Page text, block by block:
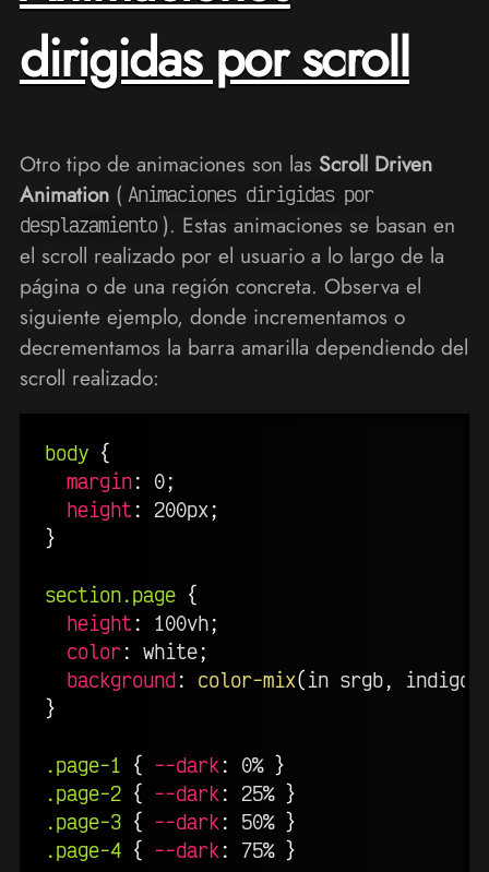
dirigidas por scroll
Otro tipo de animaciones son las Scroll Driven
Animation( Animaciones dirigidas por
desplazamiento ). Estas animaciones se basan en
el scroll realizado por el usuario a lo largo de la
página o de una región concreta. Observa el
siguiente ejemplo, donde incrementamos o
decrementamos la barra amarilla dependiendo del
scroll realizado:
body {
margin: 0;
height: 200px;
}
section.page {
height: 100vh;
color: white;
background: color-mix(in srgb, indigo
}
.page-1 { --dark : 0% }
.page-2 { --dark : 25% }
.page-3 { --dark : 50% }
.page-4 { --dark : 75% }